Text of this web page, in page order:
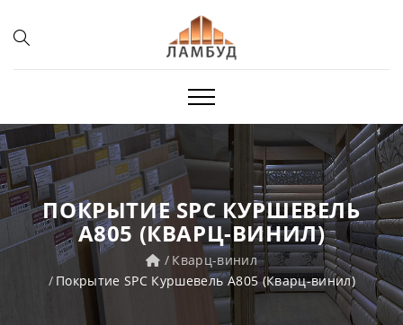
ПОКРЫТИЕ SPC КУРШЕВЕЛЬ
A805 (КВАРЦ-ВИНИЛ)
Кварц-винил
Покрытие SPC Куршевель A805 (Кварц-винил)